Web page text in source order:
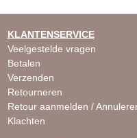
KLANTENSERVICE
Veelgestelde vragen
Betalen
Verzenden
Retourneren
Retour aanmelden /
Klachten